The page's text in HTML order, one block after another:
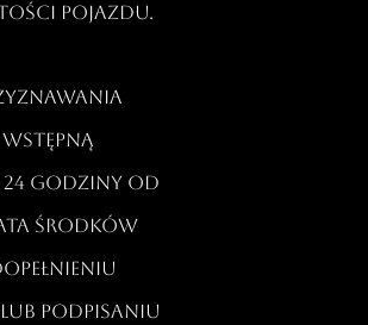
pojazdu.​
godziny od
środków
podpisaniu